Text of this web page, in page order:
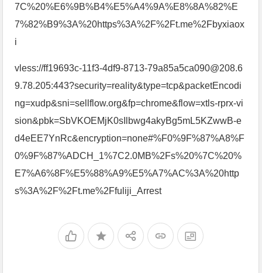
7C%20%E6%9B%B4%E5%A4%9A%E8%8A%82%E
7%82%B9%3A%20https%3A%2F%2Ft.me%2Fbyxiaox
i
vless://ff19693c-11f3-4df9-8713-79a85a5ca090@208.6
9.78.205:443?security=reality&type=tcp&packetEncodi
ng=xudp&sni=sellflow.org&fp=chrome&flow=xtls-rprx-vi
sion&pbk=SbVKOEMjK0sIlbwg4akyBg5mL5KZwwB-e
d4eEE7YnRc&encryption=none#%F0%9F%87%A8%F
0%9F%87%ADCH_1%7C2.0MB%2Fs%20%7C%20%
E7%A6%8F%E5%88%A9%E5%A7%AC%3A%20http
s%3A%2F%2Ft.me%2Ffuliji_Arrest